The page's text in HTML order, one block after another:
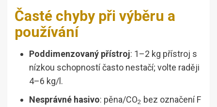
Časté chyby při výběru a
používání
Poddimenzovaný přístroj: 1–2 kg přístroj s
nízkou schopností často nestačí; volte raději
4–6 kg/l.
Nesprávné hasivo: pěna/CO2 bez označení F